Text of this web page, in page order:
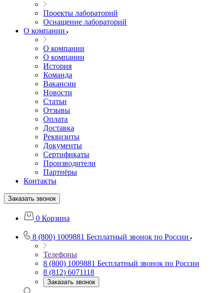
Проекты лабораторий
Оснащение лабораторий
О компании
О компании
О компании
История
Команда
Вакансии
Новости
Статьи
Отзывы
Оплата
Доставка
Реквизиты
Документы
Сертификаты
Производители
Партнёры
Контакты
Заказать звонок
0 Корзина
8 (800) 1009881 Бесплатный звонок по России
Телефоны
8 (800) 1009881 Бесплатный звонок по России
8 (812) 6071118
Заказать звонок